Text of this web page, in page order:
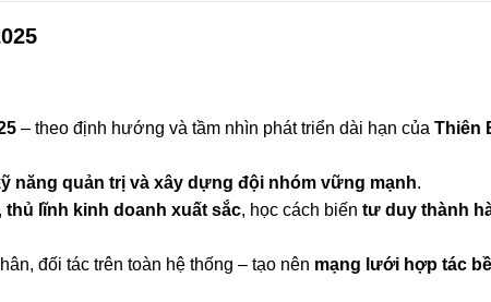
– theo định hướng và tầm nhìn phát triển dài hạn của Thiên
năng quản trị và xây dựng đội nhóm vững mạnh.
, thủ lĩnh kinh doanh xuất sắc, học cách biến tư duy thành
đối tác trên toàn hệ thống – tạo nên mạng lưới hợp tác